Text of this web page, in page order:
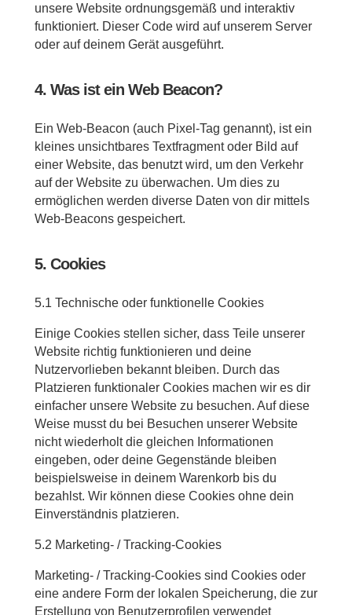
unsere Website ordnungsgemäß und interaktiv
funktioniert. Dieser Code wird auf unserem Server
oder auf deinem Gerät ausgeführt.
4. Was ist ein Web Beacon?
Ein Web-Beacon (auch Pixel-Tag genannt), ist ein
kleines unsichtbares Textfragment oder Bild auf
einer Website, das benutzt wird, um den Verkehr
auf der Website zu überwachen. Um dies zu
ermöglichen werden diverse Daten von dir mittels
Web-Beacons gespeichert.
5. Cookies
5.1 Technische oder funktionelle Cookies
Einige Cookies stellen sicher, dass Teile unserer
Website richtig funktionieren und deine
Nutzervorlieben bekannt bleiben. Durch das
Platzieren funktionaler Cookies machen wir es dir
einfacher unsere Website zu besuchen. Auf diese
Weise musst du bei Besuchen unserer Website
nicht wiederholt die gleichen Informationen
eingeben, oder deine Gegenstände bleiben
beispielsweise in deinem Warenkorb bis du
bezahlst. Wir können diese Cookies ohne dein
Einverständnis platzieren.
5.2 Marketing- / Tracking-Cookies
Marketing- / Tracking-Cookies sind Cookies oder
eine andere Form der lokalen Speicherung, die zur
Erstellung von Benutzerprofilen verwendet